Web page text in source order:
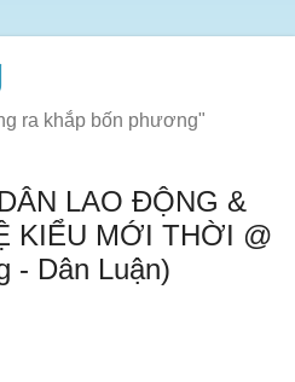
ra khắp bốn phương"
LAO ĐỘNG &
KIỂU MỚI THỜI @
- Dân Luận)